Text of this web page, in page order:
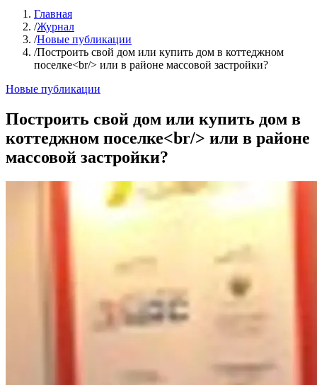
Главная
/Журнал
/Новые публикации
/Построить свой дом или купить дом в коттеджном
поселке<br/> или в районе массовой застройки?
Новые публикации
Построить свой дом или купить дом в
коттеджном поселке<br/> или в районе
массовой застройки?